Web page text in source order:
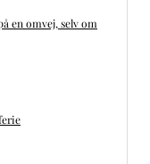
en omvej, selv om